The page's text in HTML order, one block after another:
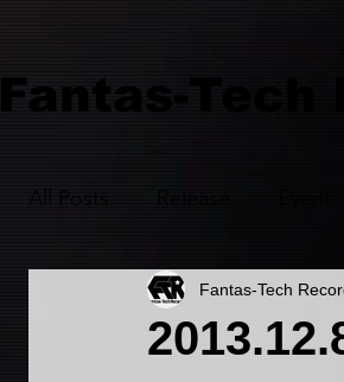
Fantas-Tech
All Posts
Fantas-Tech